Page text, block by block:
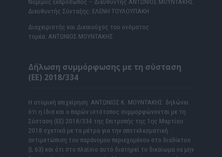
Νόμιμος Εκπρόσωπος – Διευθυντής ΑΝΤΩΝΙΟΣ ΜΟΥΝΤΑΚΗΣ
Διευθυντής Σύνταξης: ΕΛΕΝΗ ΤΟΥΛΟΥΠΑΚΗ
Διαχειριστής και Δικαιούχος του ονόματος
τομέα: ΑΝΤΩΝΙΟΣ ΜΟΥΝΤΑΚΗΣ
Δήλωση συμμόρφωσης με τη σύσταση
(ΕΕ) 2018/334
Η ατομική επιχείρηση ΑΝΤΩΝΙΟΣ Κ. ΜΟΥΝΤΑΚΗΣ δηλώνει
ότι η ίδια και ο παρών ιστότοπος συμμορφώνονται με τη
Σύσταση (ΕΕ) 2018/334 της Επιτροπής της 1ης Μαρτίου
2018 σχετικά με τα μέτρα για την αποτελεσματική
αντιμετώπιση του παράνομου περιεχομένου στο διαδίκτυο
(L 63) και ότι στο πλαίσιο αυτό διατηρεί το δικαίωμα να μην